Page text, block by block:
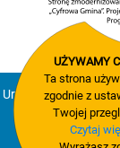
Urząd Miejski
UŻYWAMY
Ta strona
zgodnie z
Twojej
Czytaj